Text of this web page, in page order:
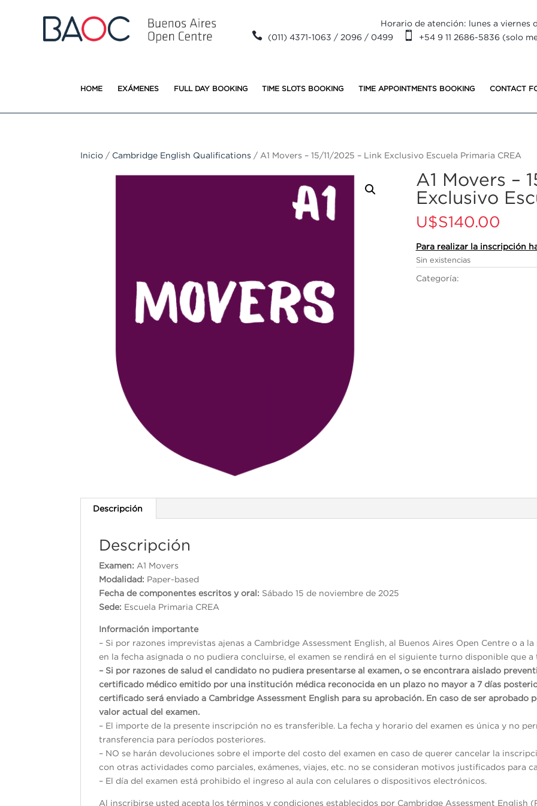
Horario de atención: lunes a viernes
 (011) 4371-1063 / 2096 / 0499  +54 9 11 2686-5836 (solo
HOME EXÁMENES FULL DAY BOOKING TIME SLOTS BOOKING TIME APPOINTMENTS BOOKING CONTACT
Inicio / Cambridge English Qualifications / A1 Movers – 15/11/2025 – Link Exclusivo Escuela Primaria CREA
A1 Movers –
Exclusivo
U$S140.00
Para realizar la inscripción
Sin existencias
Categoría:
Descripción
Descripción
Examen: A1 Movers
Modalidad: Paper-based
Fecha de componentes escritos y oral: Sábado 15 de noviembre de 2025
Sede: Escuela Primaria CREA
Información importante
– Si por razones imprevistas ajenas a Cambridge Assessment English, al Buenos Aires Open Centre o a
en la fecha asignada o no pudiera concluirse, el examen se rendirá en el siguiente turno disponible que a
– Si por razones de salud el candidato no pudiera presentarse al examen, o se encontrara aislado
certificado médico emitido por una institución médica reconocida en un plazo no mayor a 7 días
certificado será enviado a Cambridge Assessment English para su aprobación. En caso de ser aprobado
valor actual del examen.
– El importe de la presente inscripción no es transferible. La fecha y horario del examen es única y no
transferencia para períodos posteriores.
– NO se harán devoluciones sobre el importe del costo del examen en caso de querer cancelar la
con otras actividades como parciales, exámenes, viajes, etc. no se consideran motivos justificados para
– El día del examen está prohibido el ingreso al aula con celulares o dispositivos electrónicos.
Al inscribirse usted acepta los términos y condiciones establecidos por Cambridge Assessment English